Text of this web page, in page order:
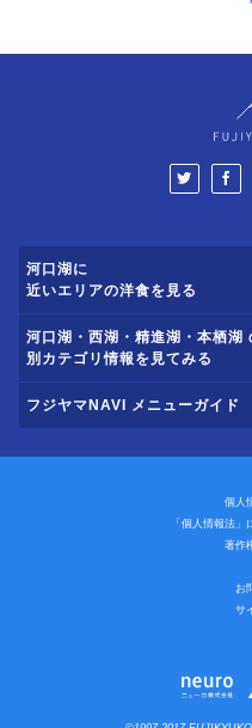
河口湖に
近いエリアの洋食を見る
河口湖・西湖・精進湖・本栖湖
別カテゴリ情報を見てみる
フジヤマNAVI メニューガイド
個人
「個人情報法
著作
お
サ